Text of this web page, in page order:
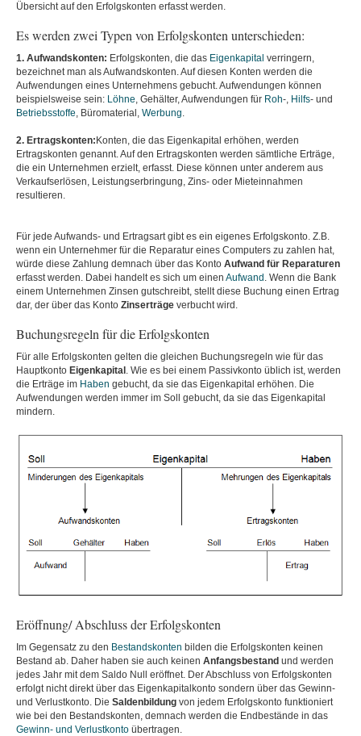
Übersicht auf den Erfolgskonten erfasst werden.
Es werden zwei Typen von Erfolgskonten unterschieden:
1. Aufwandskonten: Erfolgskonten, die das Eigenkapital verringern,
bezeichnet man als Aufwandskonten. Auf diesen Konten werden die
Aufwendungen eines Unternehmens gebucht. Aufwendungen können
beispielsweise sein: Löhne, Gehälter, Aufwendungen für Roh-, Hilfs- und
Betriebsstoffe, Büromaterial, Werbung.
2. Ertragskonten: Konten, die das Eigenkapital erhöhen, werden
Ertragskonten genannt. Auf den Ertragskonten werden sämtliche Erträge,
die ein Unternehmen erzielt, erfasst. Diese können unter anderem aus
Verkaufserlösen, Leistungserbringung, Zins- oder Mieteinnahmen
resultieren.
Für jede Aufwands- und Ertragsart gibt es ein eigenes Erfolgskonto. Z.B.
wenn ein Unternehmer für die Reparatur eines Computers zu zahlen hat,
würde diese Zahlung demnach über das Konto Aufwand für Reparaturen
erfasst werden. Dabei handelt es sich um einen Aufwand . Wenn die Bank
einem Unternehmen Zinsen gutschreibt, stellt diese Buchung einen Ertrag
dar, der über das Konto Zinserträge verbucht wird.
Buchungsregeln für die Erfolgskonten
Für alle Erfolgskonten gelten die gleichen Buchungsregeln wie für das
Hauptkonto Eigenkapital . Wie es bei einem Passivkonto üblich ist, werden
die Erträge im Haben gebucht, da sie das Eigenkapital erhöhen. Die
Aufwendungen werden immer im Soll gebucht, da sie das Eigenkapital
mindern.
Eröffnung/ Abschluss der Erfolgskonten
Im Gegensatz zu den Bestandskonten bilden die Erfolgskonten keinen
Bestand ab. Daher haben sie auch keinen Anfangsbestand und werden
jedes Jahr mit dem Saldo Null eröffnet. Der Abschluss von Erfolgskonten
erfolgt nicht direkt über das Eigenkapitalkonto sondern über das Gewinn-
und Verlustkonto. Die Saldenbildung von jedem Erfolgskonto funktioniert
wie bei den Bestandskonten, demnach werden die Endbestände in das
Gewinn- und Verlustkonto übertragen.